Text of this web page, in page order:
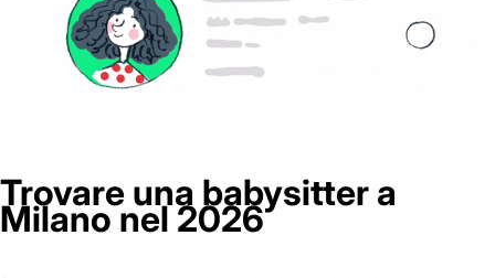
Trovare una babysitter a
Milano nel 2026